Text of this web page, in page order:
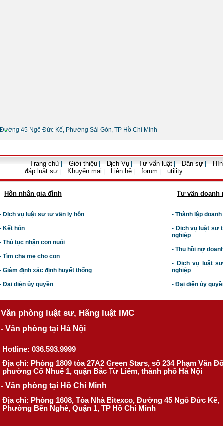
• Thông tin liên hệ
Đường 45 Ngô Đức Kế, Phường Sài Gòn, TP Hồ Chí Minh
Trang chủ Giới thiệu Dịch Vụ Tư vấn luật Dân sự
đáp luật sư
Khuyến mại Liên hệ forum utility
Hôn nhân gia đình
Dịch vụ luật sư tư vấn ly hôn
Kết hôn
Thủ tục nhận con nuôi
Tìm cha mẹ cho con
Giám định xác định huyết thống
Đại diện ủy quyền
Tư vấn doanh
- Thành lập
- Dịch vụ luật sư t
nghiệp
- Thu hồi nợ
- Dịch vụ luật
nghiệp
- Đại diện ủy
Văn phòng luật sư, Hãng luật IMC
- Văn phòng tại Hà Nội
Hotline: 036.593.9999
Địa chỉ: Phòng 1809 tòa 27A2 Green Stars, số 234 Phạm Văn
phường Cổ Nhuế 1, quận Bắc Từ Liêm, thành phố Hà Nội
- Văn phòng tại Hồ Chí Minh
Địa chỉ: Phòng 1608, Tòa Nhà Bitexco, Đường 45 Ngô Đức Kế,
Phường Bến Nghé, Quận 1, TP Hồ Chí Minh